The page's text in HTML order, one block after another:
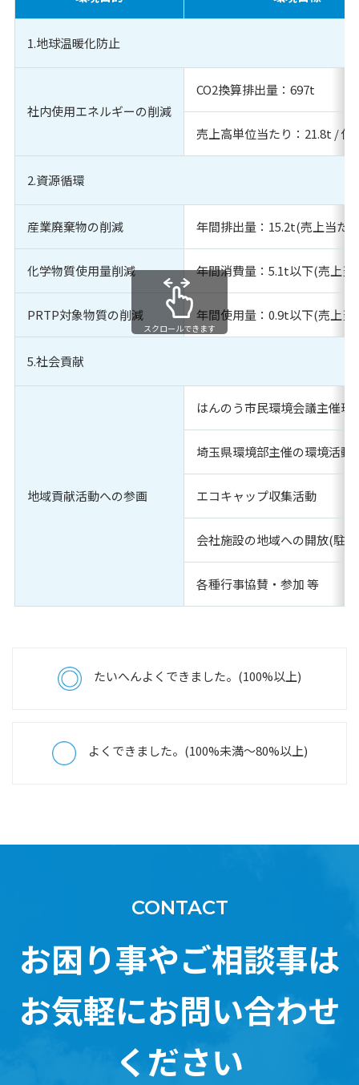
1.地球温暖化防止
社内使用エネルギーの削減
CO2換算排出量：697t
売上高単位当たり：21.8t / 億
2.資源循環
産業廃棄物の削減 年間排出量：15.2t(売上当た
化学物質使用量削減 年間消費量：5.1t以下(売上当
PRTP対象物質の削減 年間使用量：0.9t以下(売上当
5.社会貢献
地域貢献活動への参画
はんのう市民環境会議主催環
埼玉県環境部主催の環境活動
エコキャップ収集活動
会社施設の地域への開放(駐
各種行事協賛・参加 等
スクロールできます
たいへんよくできました。(100%以上)
よくできました。(100%未満～80%以上)
CONTACT
お困り事やご相談事は
お気軽にお問い合わせ
ください